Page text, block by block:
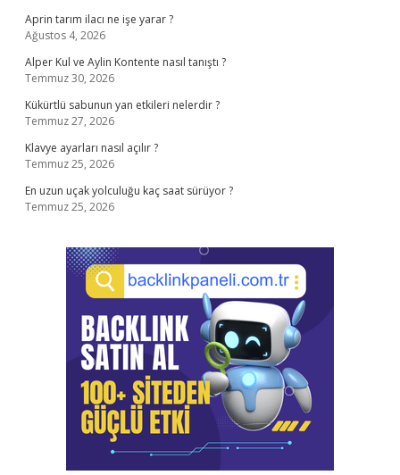
Aprin tarım ilacı ne işe yarar ?
Ağustos 4, 2026
Alper Kul ve Aylin Kontente nasıl tanıştı ?
Temmuz 30, 2026
Kükürtlü sabunun yan etkileri nelerdir ?
Temmuz 27, 2026
Klavye ayarları nasıl açılır ?
Temmuz 25, 2026
En uzun uçak yolculuğu kaç saat sürüyor ?
Temmuz 25, 2026